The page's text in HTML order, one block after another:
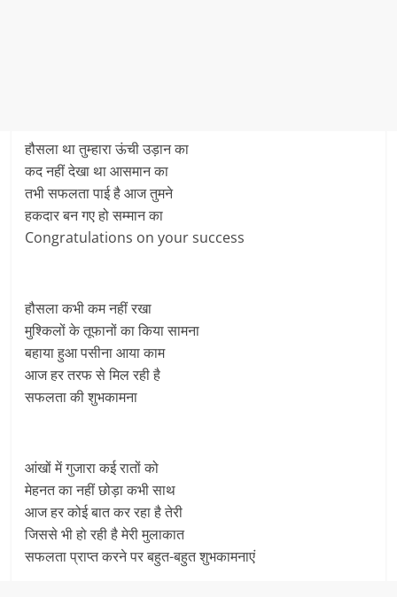
हौसला था तुम्हारा ऊंची उड़ान का
कद नहीं देखा था आसमान का
तभी सफलता पाई है आज तुमने
हकदार बन गए हो सम्मान का
Congratulations on your success
हौसला कभी कम नहीं रखा
मुश्किलों के तूफानों का किया सामना
बहाया हुआ पसीना आया काम
आज हर तरफ से मिल रही है
सफलता की शुभकामना
आंखों में गुजारा कई रातों को
मेहनत का नहीं छोड़ा कभी साथ
आज हर कोई बात कर रहा है तेरी
जिससे भी हो रही है मेरी मुलाकात
सफलता प्राप्त करने पर बहुत-बहुत शुभकामनाएं